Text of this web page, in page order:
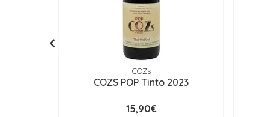
COZs
COZS POP Tinto 2023
15,90€